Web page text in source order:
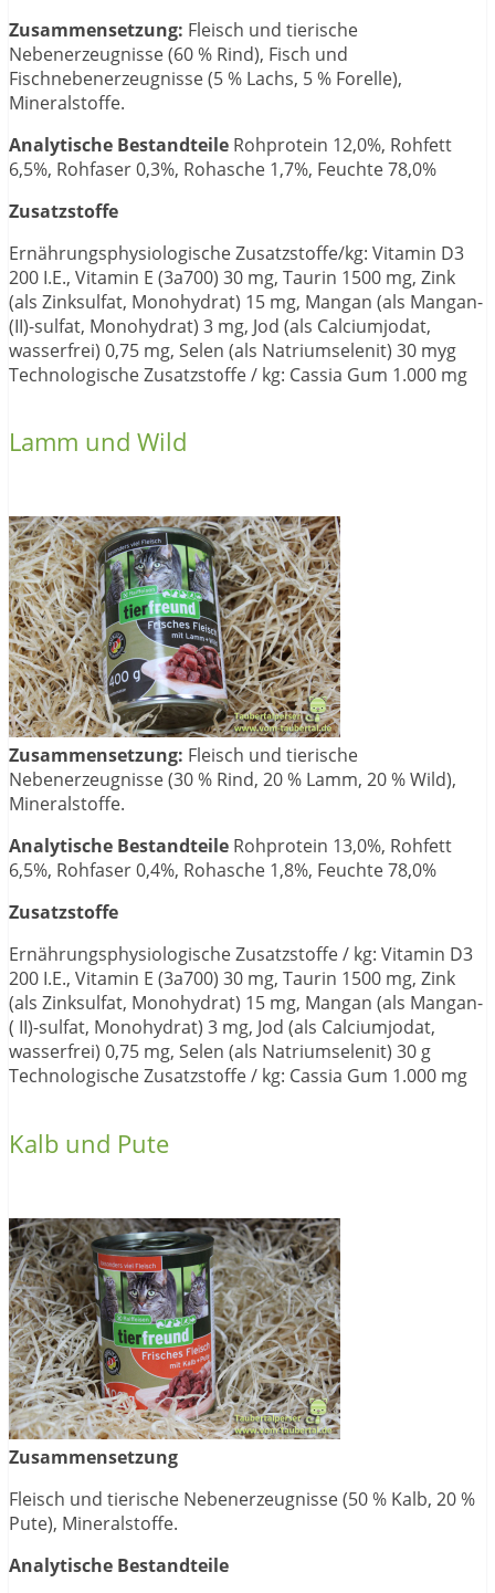
Zusammensetzung: Fleisch und tierische
Nebenerzeugnisse (60 % Rind), Fisch und
Fischnebenerzeugnisse (5 % Lachs, 5 % Forelle),
Mineralstoffe.
Analytische Bestandteile Rohprotein 12,0%, Rohfett
6,5%, Rohfaser 0,3%, Rohasche 1,7%, Feuchte 78,0%
Zusatzstoffe
Ernährungsphysiologische Zusatzstoffe/kg: Vitamin D3
200 I.E., Vitamin E (3a700) 30 mg, Taurin 1500 mg, Zink
(als Zinksulfat, Monohydrat) 15 mg, Mangan (als Mangan-
(II)-sulfat, Monohydrat) 3 mg, Jod (als Calciumjodat,
wasserfrei) 0,75 mg, Selen (als Natriumselenit) 30 myg
Technologische Zusatzstoffe / kg: Cassia Gum 1.000 mg
Lamm und Wild
Zusammensetzung: Fleisch und tierische
Nebenerzeugnisse (30 % Rind, 20 % Lamm, 20 % Wild),
Mineralstoffe.
Analytische Bestandteile Rohprotein 13,0%, Rohfett
6,5%, Rohfaser 0,4%, Rohasche 1,8%, Feuchte 78,0%
Zusatzstoffe
Ernährungsphysiologische Zusatzstoffe / kg: Vitamin D3
200 I.E., Vitamin E (3a700) 30 mg, Taurin 1500 mg, Zink
(als Zinksulfat, Monohydrat) 15 mg, Mangan (als Mangan-
( II)-sulfat, Monohydrat) 3 mg, Jod (als Calciumjodat,
wasserfrei) 0,75 mg, Selen (als Natriumselenit) 30 g
Technologische Zusatzstoffe / kg: Cassia Gum 1.000 mg
Kalb und Pute
Zusammensetzung
Fleisch und tierische Nebenerzeugnisse (50 % Kalb, 20 %
Pute), Mineralstoffe.
Analytische Bestandteile